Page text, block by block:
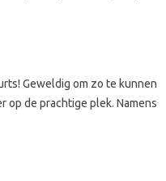
Geweldig om zo te kunnen
op de prachtige plek. Namens